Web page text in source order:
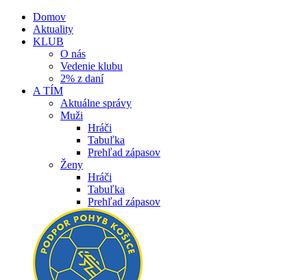
Domov
Aktuality
KLUB
O nás
Vedenie klubu
2% z daní
A TÍM
Aktuálne správy
Muži
Hráči
Tabuľka
Prehľad zápasov
Ženy
Hráči
Tabuľka
Prehľad zápasov